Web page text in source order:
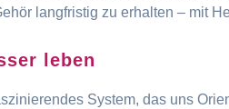
langfristig zu erhalten – mit
leben
System, das uns